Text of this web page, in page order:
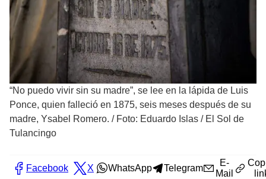
“No puedo vivir sin su madre”, se lee en la lápida de Luis
Ponce, quien falleció en 1875, seis meses después de su
madre, Ysabel Romero. / Foto: Eduardo Islas / El Sol de
Tulancingo
Facebook X WhatsApp Telegram
E-
Mail